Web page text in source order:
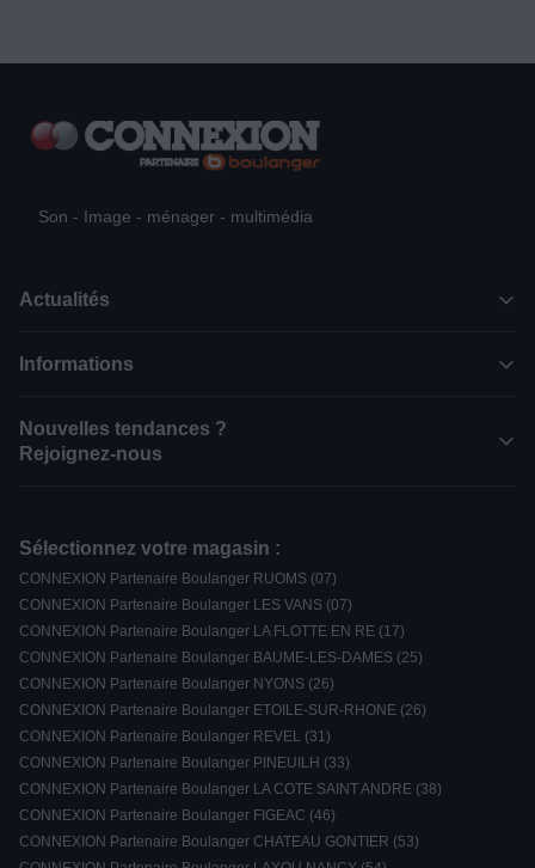
Son - Image - ménager - multimédia
Actualités
Informations
Nouvelles tendances ?
Rejoignez-nous
Sélectionnez votre magasin :
CONNEXION Partenaire Boulanger RUOMS (07)
CONNEXION Partenaire Boulanger LES VANS (07)
CONNEXION Partenaire Boulanger LA FLOTTE EN RE (17)
CONNEXION Partenaire Boulanger BAUME-LES-DAMES (25)
CONNEXION Partenaire Boulanger NYONS (26)
CONNEXION Partenaire Boulanger ETOILE-SUR-RHONE (26)
CONNEXION Partenaire Boulanger REVEL (31)
CONNEXION Partenaire Boulanger PINEUILH (33)
CONNEXION Partenaire Boulanger LA COTE SAINT ANDRE (38)
CONNEXION Partenaire Boulanger FIGEAC (46)
CONNEXION Partenaire Boulanger CHATEAU GONTIER (53)